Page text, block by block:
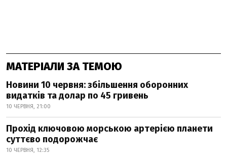
МАТЕРІАЛИ ЗА ТЕМОЮ
Новини 10 червня: збільшення оборонних
видатків та долар по 45 гривень
10 ЧЕРВНЯ, 21:00
Прохід ключовою морською артерією планети
суттєво подорожчає
10 ЧЕРВНЯ, 12:35